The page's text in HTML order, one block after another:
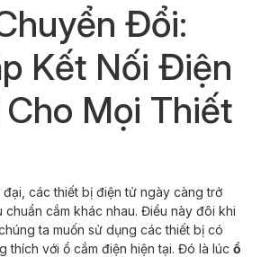
Đổi:
Kết Nối Điện
Mọi Thiết
các thiết bị điện tử ngày càng trở
chuẩn cắm khác nhau. Điều này đôi khi
ta muốn sử dụng các thiết bị có
thích với ổ cắm điện hiện tại. Đó là lúc ổ